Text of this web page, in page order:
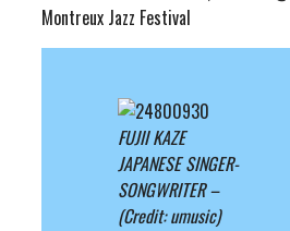
Montreux Jazz Festival
FUJII KAZE
JAPANESE SINGER-
SONGWRITER –
(Credit: umusic)